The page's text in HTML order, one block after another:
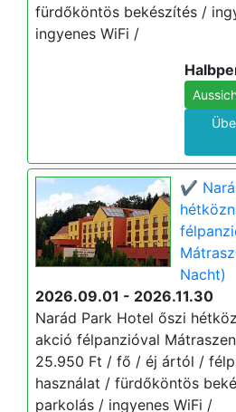
fürdőköntös bekészítés /
ingyenes WiFi /
✔️
Nacht)
2026.09.01 - 2026.11.30
Narád Park Hotel őszi
akció félpanzióval
25.950 Ft / fő / éj ártól /
használat / fürdőköntös
parkolás / ingyenes WiFi /